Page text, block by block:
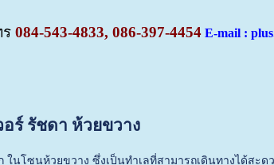
084-543-4833, 086-397-4454 E-mail :
อร์ รัชดา ห้วยขวาง
ในโซนห้วยขวาง ซึ่งเป็นทำเลที่สามารถเดินทางได้ส